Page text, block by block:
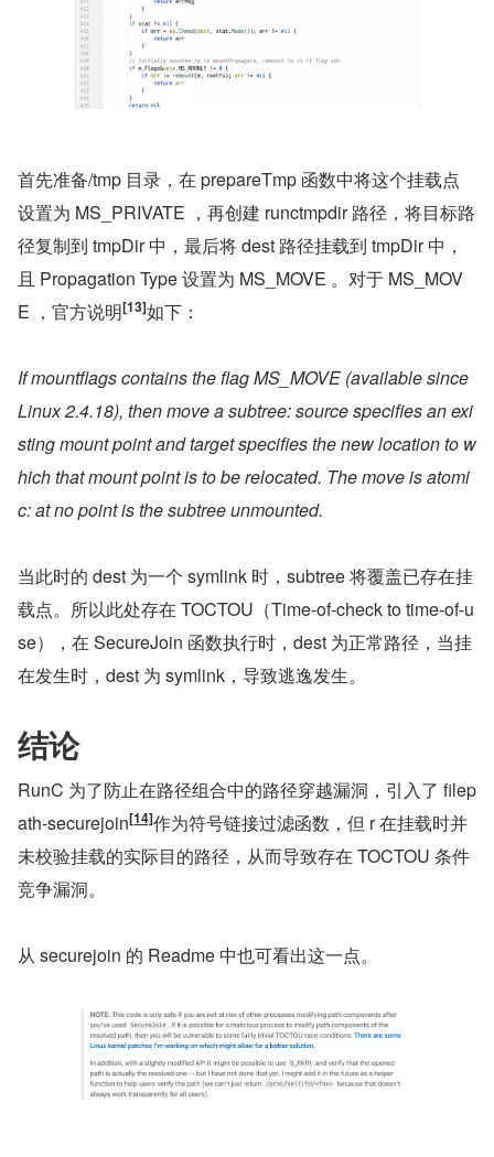
首先准备/tmp 目录，在 prepareTmp 函数中将这个挂载点
设置为 MS_PRIVATE ，再创建 runctmpdir 路径，将目标路
径复制到 tmpDir 中，最后将 dest 路径挂载到 tmpDir 中，
且 Propagation Type 设置为 MS_MOVE 。对于 MS_MOV
E ，官方说明[13]如下：
If mountflags contains the flag MS_MOVE (available since
Linux 2.4.18), then move a subtree: source specifies an exi
sting mount point and target specifies the new location to w
hich that mount point is to be relocated. The move is atomi
c: at no point is the subtree unmounted.
当此时的 dest 为一个 symlink 时，subtree 将覆盖已存在挂
载点。所以此处存在 TOCTOU（Time-of-check to time-of-u
se），在 SecureJoin 函数执行时，dest 为正常路径，当挂
在发生时，dest 为 symlink，导致逃逸发生。
结论
RunC 为了防止在路径组合中的路径穿越漏洞，引入了 filep
ath-securejoin[14]作为符号链接过滤函数，但 r 在挂载时并
未校验挂载的实际目的路径，从而导致存在 TOCTOU 条件
竞争漏洞。
从 securejoin 的 Readme 中也可看出这一点。